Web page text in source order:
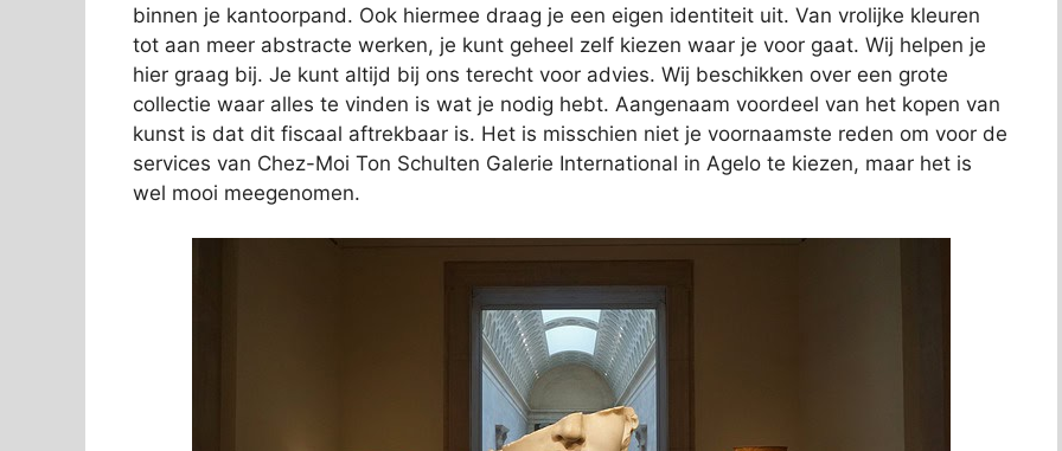
binnen je kantoorpand. Ook hiermee draag je een eigen identiteit uit. Van vrolijke kleuren
tot aan meer abstracte werken, je kunt geheel zelf kiezen waar je voor gaat. Wij helpen je
hier graag bij. Je kunt altijd bij ons terecht voor advies. Wij beschikken over een grote
collectie waar alles te vinden is wat je nodig hebt. Aangenaam voordeel van het kopen van
kunst is dat dit fiscaal aftrekbaar is. Het is misschien niet je voornaamste reden om voor de
services van Chez-Moi Ton Schulten Galerie International in Agelo te kiezen, maar het is
wel mooi meegenomen.